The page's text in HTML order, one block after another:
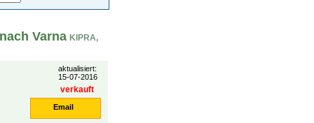
Varna KIPRA,
aktualisiert:
15-07-2016
verkauft
Email